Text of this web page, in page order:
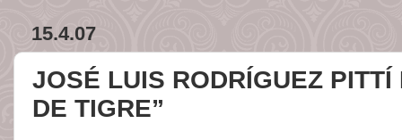
15.4.07
JOSÉ LUIS RODRÍGUEZ PITTÍ
DE TIGRE”